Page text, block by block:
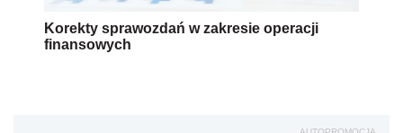
Korekty sprawozdań w zakresie operacji
finansowych